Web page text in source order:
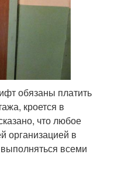
обязаны платить
кроется в
что любое
организацией в
всеми